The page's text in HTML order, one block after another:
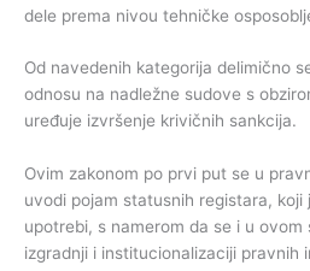
dele prema nivou tehničke
Od navedenih kategorija delimično
odnosu na nadležne sudove s
uređuje izvršenje krivičnih sankcija.
Ovim zakonom po prvi put se u
uvodi pojam statusnih registara,
upotrebi, s namerom da se i u
izgradnji i institucionalizaciji pravnih